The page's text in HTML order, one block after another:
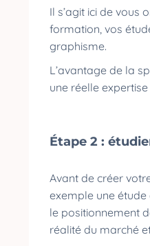
Il s’agit ici de vous
formation, vos
graphisme.
L’avantage de la
une réelle
Étape 2 :
Avant de créer
exemple une étude
le positionnement
réalité du marché